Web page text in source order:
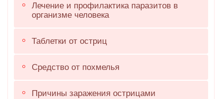
Лечение и профилактика паразитов в
организме человека
Таблетки от остриц
Средство от похмелья
Причины заражения острицами